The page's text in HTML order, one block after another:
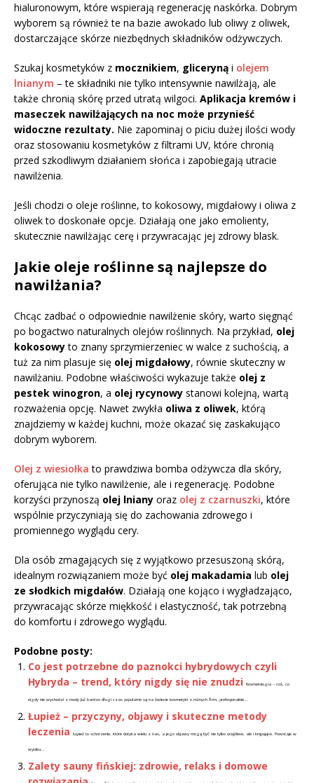
hialuronowym, które wspierają regenerację naskórka. Dobrym
wyborem są również te na bazie awokado lub oliwy z oliwek,
dostarczające skórze niezbędnych składników odżywczych.
Szukaj kosmetyków z mocznikiem, gliceryną i olejem
lnianym – te składniki nie tylko intensywnie nawilżają, ale
także chronią skórę przed utratą wilgoci. Aplikacja kremów i
maseczek nawilżających na noc może przynieść
widoczne rezultaty. Nie zapominaj o piciu dużej ilości wody
oraz stosowaniu kosmetyków z filtrami UV, które chronią
przed szkodliwym działaniem słońca i zapobiegają utracie
nawilżenia.
Jeśli chodzi o oleje roślinne, to kokosowy, migdałowy i oliwa z
oliwek to doskonałe opcje. Działają one jako emolienty,
skutecznie nawilżając cerę i przywracając jej zdrowy blask.
Jakie oleje roślinne są najlepsze do
nawilżania?
Chcąc zadbać o odpowiednie nawilżenie skóry, warto sięgnąć
po bogactwo naturalnych olejów roślinnych. Na przykład, olej
kokosowyto znany sprzymierzeniec w walce z suchością, a
tuż za nim plasuje się olej migdałowy, równie skuteczny w
nawilżaniu. Podobne właściwości wykazuje także olej z
pestek winogron, a olej rycynowy stanowi kolejną, wartą
rozważenia opcję. Nawet zwykła oliwa z oliwek, którą
znajdziemy w każdej kuchni, może okazać się zaskakująco
dobrym wyborem.
Olej z wiesiołka to prawdziwa bomba odżywcza dla skóry,
oferująca nie tylko nawilżenie, ale i regenerację. Podobne
korzyści przynoszą olej lniany oraz olej z czarnuszki, które
wspólnie przyczyniają się do zachowania zdrowego i
promiennego wyglądu cery.
Dla osób zmagających się z wyjątkowo przesuszoną skórą,
idealnym rozwiązaniem może być olej makadamia lub olej
ze słodkich migdałów. Działają one kojąco i wygładzająco,
przywracając skórze miękkość i elastyczność, tak potrzebną
do komfortu i zdrowego wyglądu.
Podobne posty:
Co jest potrzebne do paznokci hybrydowych czyli
Hybryda – trend, który nigdy się nie znudzi
Kosmetologia – coś, co
nigdy nie wychodzi z mody Już bardzo długi czas popularne są na świecie kosmetyki z różnych firm, profesjonalnie...
Łupież – przyczyny, objawy i skuteczne metody
leczenia
Łupież to schorzenie, które dotyka wielu z nas, a jego objawy mogą być nie tylko uciążliwe, ale i krępujące. Powstaje w
wyniku...
Zalety sauny fińskiej: zdrowie, relaks i domowe